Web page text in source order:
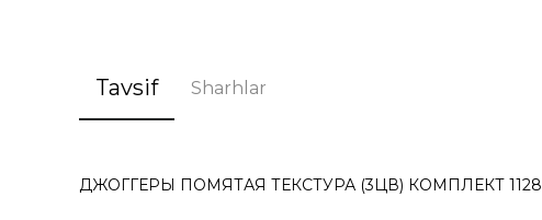
Tavsif Sharhlar
ДЖОГГЕРЫ ПОМЯТАЯ ТЕКСТУРА (3ЦВ) КОМПЛЕКТ 1128